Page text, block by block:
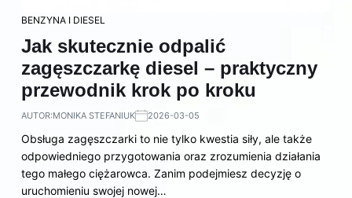
BENZYNA I DIESEL
Jak skutecznie odpalić
zagęszczarkę diesel – praktyczny
przewodnik krok po kroku
AUTOR:MONIKA STEFANIUK 2026-03-05
Obsługa zagęszczarki to nie tylko kwestia siły, ale także
odpowiedniego przygotowania oraz zrozumienia działania
tego małego ciężarowca. Zanim podejmiesz decyzję o
uruchomieniu swojej nowej…